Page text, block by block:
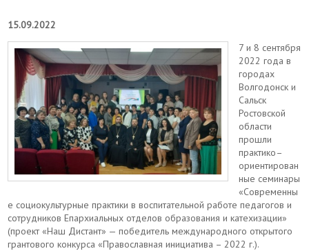
15.09.2022
7 и 8 сентября
2022 года в
городах
Волгодонск и
Сальск
Ростовской
области
прошли
практико–
ориентирован
ные семинары
«Современны
е социокультурные практики в воспитательной работе педагогов и
сотрудников Епархиальных отделов образования и катехизации»
(проект «Наш Дистант» — победитель международного открытого
грантового конкурса «Православная инициатива – 2022 г.).